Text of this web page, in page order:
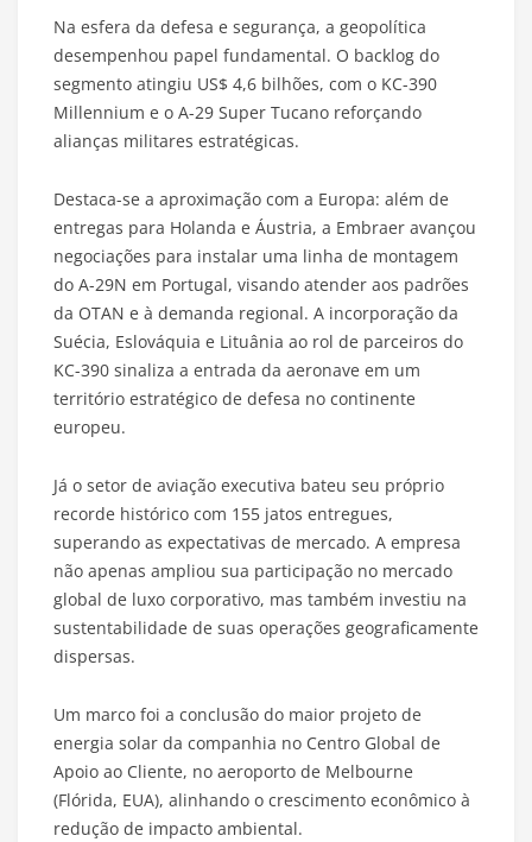
Na esfera da defesa e segurança, a geopolítica
desempenhou papel fundamental. O backlog do
segmento atingiu US$ 4,6 bilhões, com o KC-390
Millennium e o A-29 Super Tucano reforçando
alianças militares estratégicas.
Destaca-se a aproximação com a Europa: além de
entregas para Holanda e Áustria, a Embraer avançou
negociações para instalar uma linha de montagem
do A-29N em Portugal, visando atender aos padrões
da OTAN e à demanda regional. A incorporação da
Suécia, Eslováquia e Lituânia ao rol de parceiros do
KC-390 sinaliza a entrada da aeronave em um
território estratégico de defesa no continente
europeu.
Já o setor de aviação executiva bateu seu próprio
recorde histórico com 155 jatos entregues,
superando as expectativas de mercado. A empresa
não apenas ampliou sua participação no mercado
global de luxo corporativo, mas também investiu na
sustentabilidade de suas operações geograficamente
dispersas.
Um marco foi a conclusão do maior projeto de
energia solar da companhia no Centro Global de
Apoio ao Cliente, no aeroporto de Melbourne
(Flórida, EUA), alinhando o crescimento econômico à
redução de impacto ambiental.